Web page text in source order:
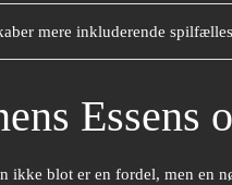
mere inkluderende
Essens
blot er en fordel, men en